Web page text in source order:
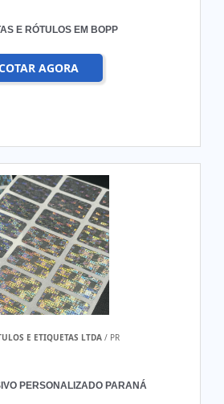
E RÓTULOS EM BOPP
AGORA
E ETIQUETAS LTDA / PR
PERSONALIZADO PARANÁ